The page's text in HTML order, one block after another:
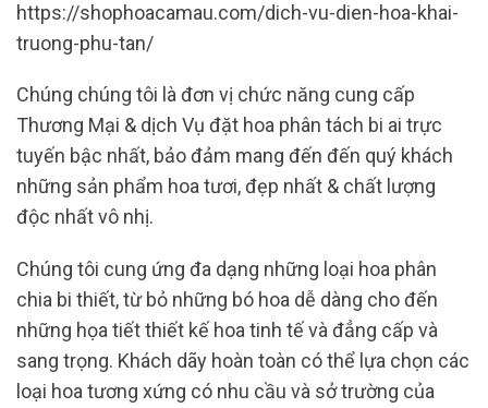
https://shophoacamau.com/dich-vu-dien-hoa-khai-
truong-phu-tan/
Chúng chúng tôi là đơn vị chức năng cung cấp
Thương Mại & dịch Vụ đặt hoa phân tách bi ai trực
tuyến bậc nhất, bảo đảm mang đến đến quý khách
những sản phẩm hoa tươi, đẹp nhất & chất lượng
độc nhất vô nhị.
Chúng tôi cung ứng đa dạng những loại hoa phân
chia bi thiết, từ bỏ những bó hoa dễ dàng cho đến
những họa tiết thiết kế hoa tinh tế và đẳng cấp và
sang trọng. Khách dãy hoàn toàn có thể lựa chọn các
loại hoa tương xứng có nhu cầu và sở trường của